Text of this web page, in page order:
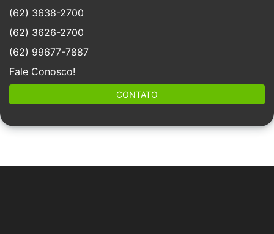
(62) 3638-2700
(62) 3626-2700
(62) 99677-7887
Fale Conosco!
CONTATO